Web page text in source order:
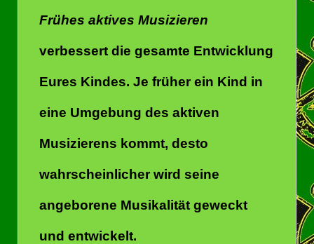
Frühes aktives Musizieren
verbessert die gesamte Entwicklung
Eures Kindes. Je früher ein Kind in
eine Umgebung des aktiven
Musizierens kommt, desto
wahrscheinlicher wird seine
angeborene Musikalität geweckt
und entwickelt.